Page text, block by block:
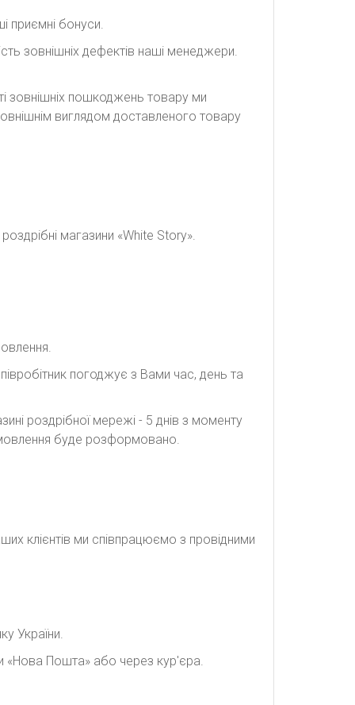
приємні бонуси.
зовнішніх дефектів наші менеджери.
зовнішніх пошкоджень товару ми
виглядом доставленого товару
магазини «White Story».
погоджує з Вами час, день та
роздрібної мережі - 5 днів з моменту
буде розформовано.
клієнтів ми співпрацюємо з провідними
України.
«Нова Пошта» або через кур'єра.